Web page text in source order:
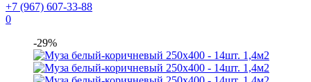
+7 (967) 607-33-88
0
-29%